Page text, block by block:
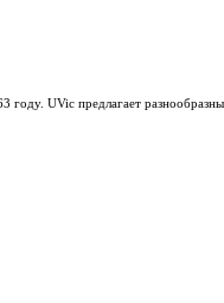
UVic предлагает